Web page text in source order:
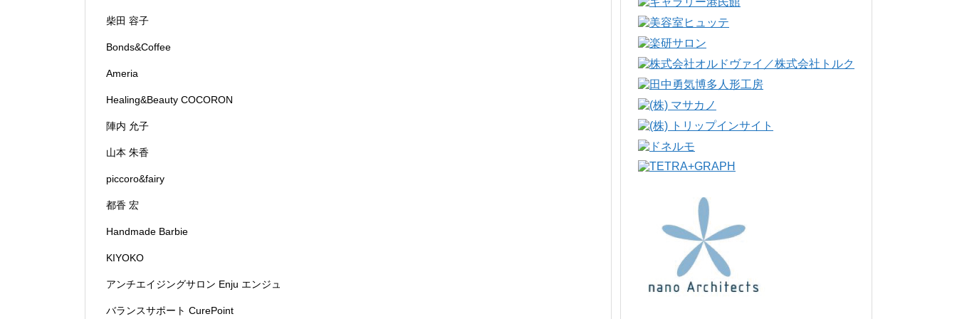
柴田 容子
Bonds&Coffee
Ameria
Healing&Beauty COCORON
陣内 允子
山本 朱香
piccoro&fairy
都香 宏
Handmade Barbie
KIYOKO
アンチエイジングサロン Enju エンジュ
バランスサポート CurePoint